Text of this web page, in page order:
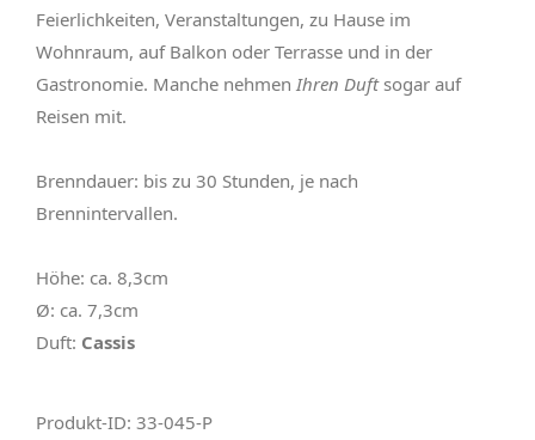
Feierlichkeiten, Veranstaltungen, zu Hause im
Wohnraum, auf Balkon oder Terrasse und in der
Gastronomie. Manche nehmen Ihren Duftsogar auf
Reisen mit.
Brenndauer: bis zu 30 Stunden, je nach
Brennintervallen.
Höhe: ca. 8,3cm
Ø: ca. 7,3cm
Duft: Cassis
Produkt-ID: 33-045-P